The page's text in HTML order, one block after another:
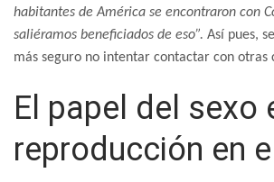
habitantes de América se encontraron con
saliéramos beneficiados de eso”. Así pues,
más seguro no intentar contactar con otras
El papel del sexo
reproducción en